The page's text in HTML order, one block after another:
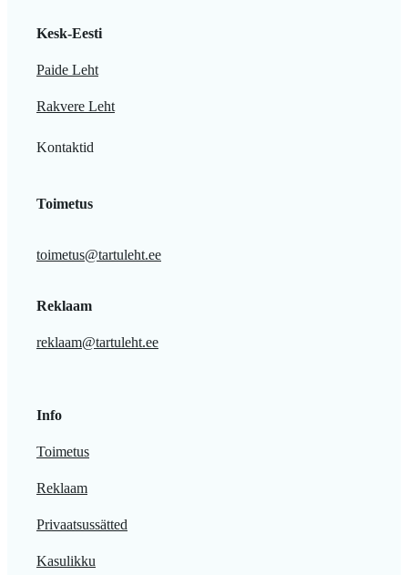
Kesk-Eesti
Paide Leht
Rakvere Leht
Kontaktid
Toimetus
toimetus@tartuleht.ee
Reklaam
reklaam@tartuleht.ee
Info
Toimetus
Reklaam
Privaatsussätted
Kasulikku